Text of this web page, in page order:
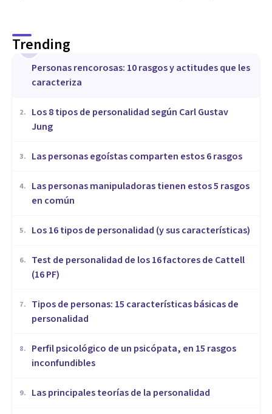
Trending
1
​Personas rencorosas: 10 rasgos y actitudes que les
caracteriza
2.
​Los 8 tipos de personalidad según Carl Gustav
Jung
3. Las personas egoístas comparten estos 6 rasgos
4.
Las personas manipuladoras tienen estos 5 rasgos
en común
5. Los 16 tipos de personalidad (y sus características)
6.
Test de personalidad de los 16 factores de Cattell
(16 PF)
7.
Tipos de personas: 15 características básicas de
personalidad
8.
Perfil psicológico de un psicópata, en 15 rasgos
inconfundibles
9. Las principales teorías de la personalidad